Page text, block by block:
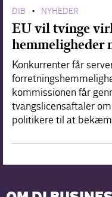
DIB • NYHEDER
EU vil tvinge
hemmeligheder
Konkurrenter får
kommissionen får
tvangslicensaftaler
politikere til at